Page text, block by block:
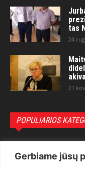
Gerbiame jūsų
tas
24
21
POPULIARIOS